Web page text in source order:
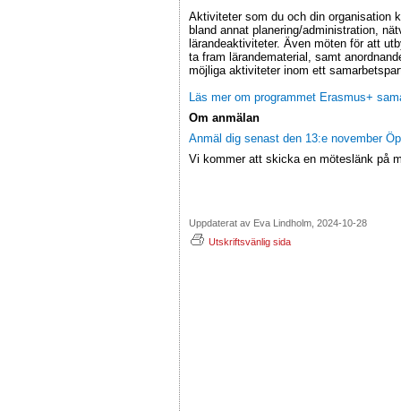
Aktiviteter som du och din organisation
bland annat planering/administration,
lärandeaktiviteter. Även möten för att
ta fram lärandematerial, samt
möjliga aktiviteter inom ett
Läs mer om programmet Erasmus+
Om anmälan
Anmäl dig senast den 13:e november
Vi kommer att skicka en möteslänk på
Uppdaterat av Eva Lindholm, 2024-10-28
Utskriftsvänlig sida